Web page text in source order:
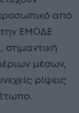
από
την ΕΜΟΔΕ
σημαντική
μέσων,
ρίψεις